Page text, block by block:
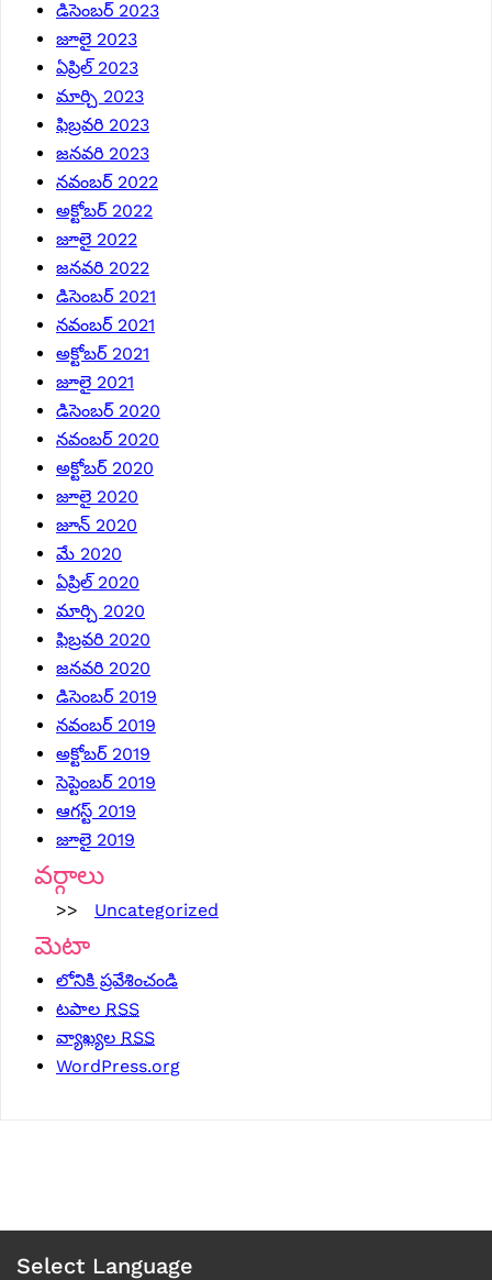
డిసెంబర్ 2023
జూలై 2023
ఏప్రిల్ 2023
మార్చి 2023
ఫిబ్రవరి 2023
జనవరి 2023
నవంబర్ 2022
అక్టోబర్ 2022
జూలై 2022
జనవరి 2022
డిసెంబర్ 2021
నవంబర్ 2021
అక్టోబర్ 2021
జూలై 2021
డిసెంబర్ 2020
నవంబర్ 2020
అక్టోబర్ 2020
జూలై 2020
జూన్ 2020
మే 2020
ఏప్రిల్ 2020
మార్చి 2020
ఫిబ్రవరి 2020
జనవరి 2020
డిసెంబర్ 2019
నవంబర్ 2019
అక్టోబర్ 2019
సెప్టెంబర్ 2019
ఆగస్ట్ 2019
జూలై 2019
వర్గాలు
Uncategorized
మెటా
లోనికి ప్రవేశించండి
టపాల RSS
వ్యాఖ్యల RSS
WordPress.org
Select Language